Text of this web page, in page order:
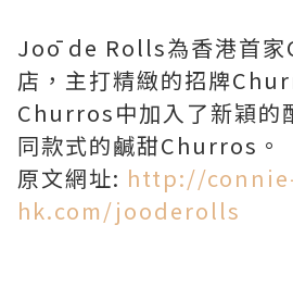
Joō de Rolls為香港首
店，主打精緻的招牌
Churros中加入了新穎的
同款式的鹹甜Churros。
原文網址: http://
hk.com/jooderolls